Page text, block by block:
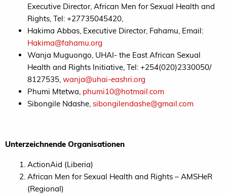
Executive Director, African Men for Sexual Health and
Rights, Tel: +27735045420,
Hakima Abbas, Executive Director, Fahamu, Email:
Hakima@fahamu.org
Wanja Muguongo, UHAI- the East African Sexual
Health and Rights Initiative, Tel: +254(020)2330050/
8127535, wanja@uhai-eashri.org
Phumi Mtetwa, phumi10@hotmail.com
Sibongile Ndashe, sibongilendashe@gmail.com
Unterzeichnende Organisationen
ActionAid (Liberia)
African Men for Sexual Health and Rights – AMSHeR
(Regional)